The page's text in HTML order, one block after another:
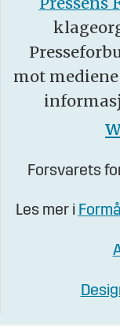
mot
Forsvarets
Les mer i